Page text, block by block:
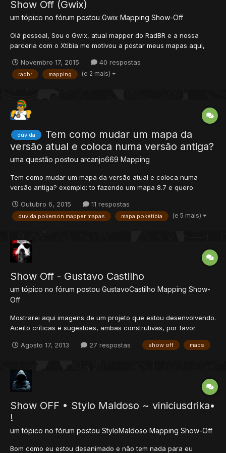
Show Off (Gwix)
um tópico no fórum postou Gwix Mapping Show-Off
Olá pessoal, Sou o Gwix, atual mapper do RadBR e a nossa
parceria com o Xtibia me motivou a postar meus mapas aqui,
ao que interessa! Floresta encantada 1 Mapa temático de
Halloween Apenas uma cachoeira Florest...
Novembro 17, 2015 40 respostas
radbr mapping (e 2 mais)
dúvida
Tem como mudar um mapa da
versão atual e coloca numa versão antiga?
uma questão postou arcanjo669 Mapping
Tem como mudar um mapa da versão atual e coloca numa
versão antiga? exemplo: to fazendo um mapa 8.7 e quero
pokemon online quero pegar a versão atual da pokexgames e
deixa em 8.54 da pra fazer isso? como fazer? tem tutorias?
Outubro 6, 2015 11 respostas
duvida pokemon mapper mapas mapa poketibia (e 5 mais)
Show Off - Gustavo Castilho
um tópico no fórum postou GustavoCastilho Mapping Show-
Off
Mostrarei aqui imagens de um projeto que estou desenvolvendo.
Aceito críticas e sugestões, ambas construtivas, por favor.
Obs1.: Eu utilizo apenas sprites 8.60. Meu projeto é 8.60. Não
gosto das novas sprites! Obs2.: Tenho meu estilo de mapping.
Agosto 17, 2013 27 respostas show off maps
Show OFF • Stylo Maldoso ~ viniciusdrika•
!
um tópico no fórum postou StyloMaldoso Mapping Show-Off
Bom como eu estou desanimado e não tem nada para eu